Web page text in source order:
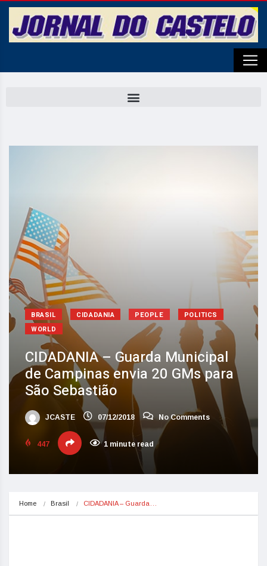
BRASIL CIDADANIA PEOPLE
POLITICS
WORLD
CIDADANIA – Guarda Municipal
de Campinas envia 20 GMs para
São Sebastião
JCASTE 07/12/2018 No Comments
447 1 minute read
Home Brasil CIDADANIA – Guarda…